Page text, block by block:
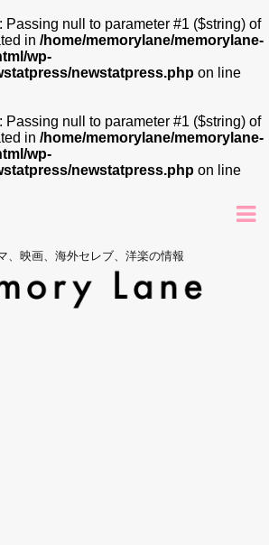
Passing null to parameter #1 ($string) of
in /home/memorylane/memorylane-
wp-
newstatpress.php on line
Passing null to parameter #1 ($string) of
in /home/memorylane/memorylane-
wp-
newstatpress.php on line
、映画、海外セレブ、洋楽の情報